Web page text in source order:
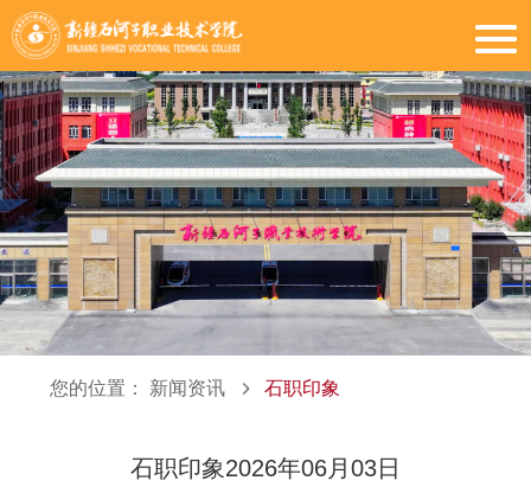
您的位置： 新闻资讯 石职印象
石职印象2026年06月03日